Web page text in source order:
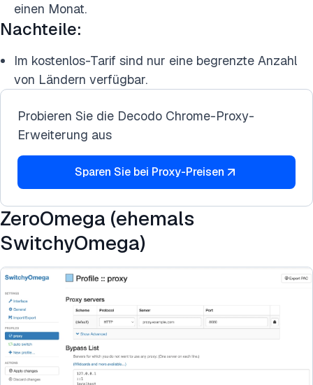
einen Monat.
Nachteile:
Im kostenlos-Tarif sind nur eine begrenzte Anzahl
von Ländern verfügbar.
Probieren Sie die Decodo Chrome-Proxy-
Erweiterung aus
Sparen Sie bei Proxy-Preisen
ZeroOmega (ehemals
SwitchyOmega)